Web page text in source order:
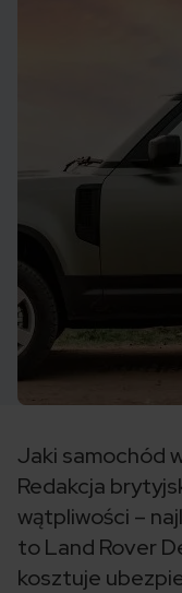
Jaki samochód
Redakcja
wątpliwości –
to Land Rover
kosztuje